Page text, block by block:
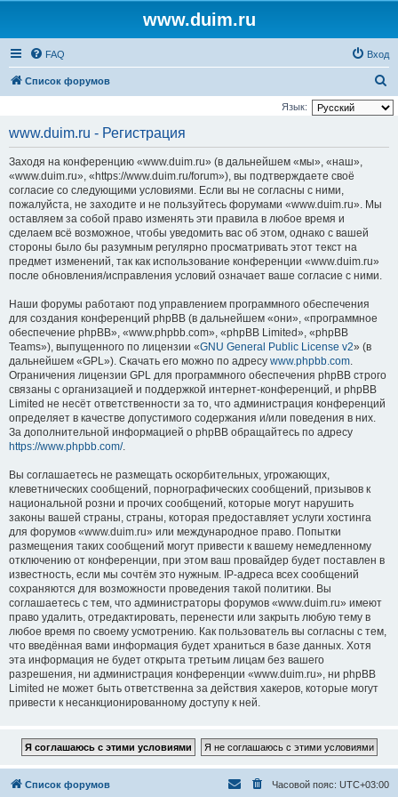
www.duim.ru
FAQ Вход
Список форумов
о
Язык:
www.duim.ru - Регистрация
Заходя на конференцию «www.duim.ru» (в дальнейшем «мы», «наш»,
«www.duim.ru», «https://www.duim.ru/forum»), вы подтверждаете своё
согласие со следующими условиями. Если вы не согласны с ними,
пожалуйста, не заходите и не пользуйтесь форумами «www.duim.ru». Мы
оставляем за собой право изменять эти правила в любое время и
сделаем всё возможное, чтобы уведомить вас об этом, однако с вашей
стороны было бы разумным регулярно просматривать этот текст на
предмет изменений, так как использование конференции «www.duim.ru»
после обновления/исправления условий означает ваше согласие с ними.
Наши форумы работают под управлением программного обеспечения
для создания конференций phpBB (в дальнейшем «они», «программное
обеспечение phpBB», «www.phpbb.com», «phpBB Limited», «phpBB
Teams»), выпущенного по лицензии «GNU General Public License v2» (в
дальнейшем «GPL»). Скачать его можно по адресу www.phpbb.com.
Ограничения лицензии GPL для программного обеспечения phpBB строго
связаны с организацией и поддержкой интернет-конференций, и phpBB
Limited не несёт ответственности за то, что администрация конференций
определяет в качестве допустимого содержания и/или поведения в них.
За дополнительной информацией о phpBB обращайтесь по адресу
https://www.phpbb.com/.
Вы соглашаетесь не размещать оскорбительных, угрожающих,
клеветнических сообщений, порнографических сообщений, призывов к
национальной розни и прочих сообщений, которые могут нарушить
законы вашей страны, страны, которая предоставляет услуги хостинга
для форумов «www.duim.ru» или международное право. Попытки
размещения таких сообщений могут привести к вашему немедленному
отключению от конференции, при этом ваш провайдер будет поставлен в
известность, если мы сочтём это нужным. IP-адреса всех сообщений
сохраняются для возможности проведения такой политики. Вы
соглашаетесь с тем, что администраторы форумов «www.duim.ru» имеют
право удалить, отредактировать, перенести или закрыть любую тему в
любое время по своему усмотрению. Как пользователь вы согласны с тем,
что введённая вами информация будет храниться в базе данных. Хотя
эта информация не будет открыта третьим лицам без вашего
разрешения, ни администрация конференции «www.duim.ru», ни phpBB
Limited не может быть ответственна за действия хакеров, которые могут
привести к несанкционированному доступу к ней.
Список форумов Часовой пояс: UTC+03:00